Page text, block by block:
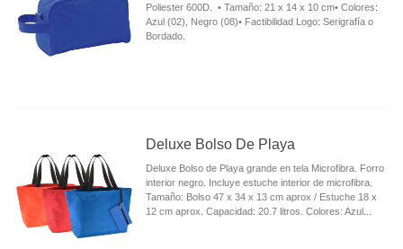
Poliester 600D. • Tamaño: 21 x 14 x 10 cm• Colores:
Azul (02), Negro (08)• Factibilidad Logo: Serigrafía o
Bordado.
Deluxe Bolso De Playa
Deluxe Bolso de Playa grande en tela Microfibra. Forro
interior negro. Incluye estuche interior de microfibra.
Tamaño: Bolso 47 x 34 x 13 cm aprox / Estuche 18 x
12 cm aprox. Capacidad: 20.7 litros. Colores: Azul...